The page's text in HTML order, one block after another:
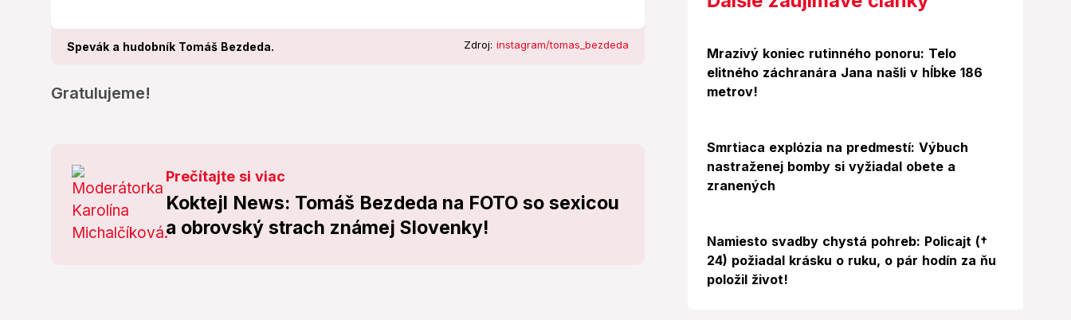
Spevák a hudobník Tomáš Bezdeda. Zdroj: instagram/tomas_bezdeda
Gratulujeme!
Prečítajte si viac
Koktejl News: Tomáš Bezdeda na FOTO so sexicou
a obrovský strach známej Slovenky!
Mrazivý koniec rutinného ponoru: Telo
elitného záchranára Jana našli v hĺbke 186
metrov!
Smrtiaca explózia na predmestí: Výbuch
nastraženej bomby si vyžiadal obete a
zranených
Namiesto svadby chystá pohreb: Policajt (†
24) požiadal krásku o ruku, o pár hodín za ňu
položil život!